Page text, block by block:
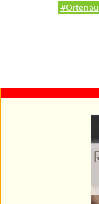
#Ortenau